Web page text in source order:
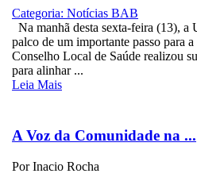
Categoria: Notícias BAB
Na manhã desta sexta-feira (13),
palco de um importante passo para
Conselho Local de Saúde realizou
para alinhar ...
Leia Mais
A Voz da Comunidade na ...
Por Inacio Rocha